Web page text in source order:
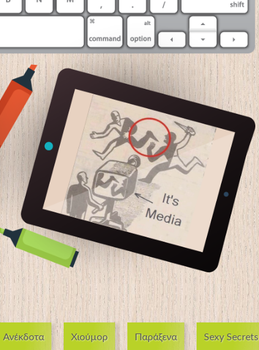
Ανέκδοτα Χιούμορ Παράξενα Sexy Secrets